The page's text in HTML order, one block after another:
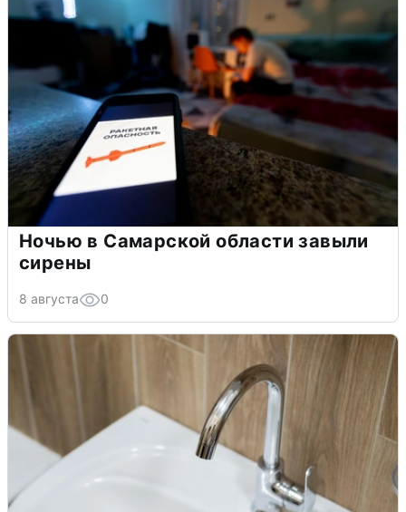
Ночью в Самарской области завыли
сирены
8 августа 0